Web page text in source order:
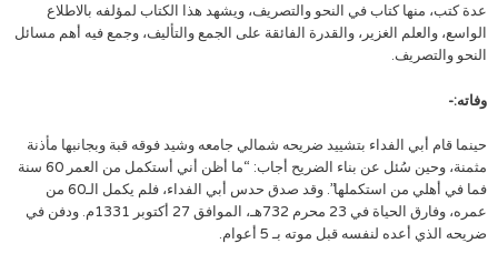
عدة كتب، منها كتاب في النحو والتصريف، ويشهد هذا الكتاب لمؤلفه بالاطلاع
الواسع، والعلم الغزير، والقدرة الفائقة على الجمع والتأليف، وجمع فيه أهم مسائل
النحو والتصريف.
وفاته:-
حينما قام أبي الفداء بتشييد ضريحه شمالي جامعه وشيد فوقه قبة وبجانبها مأذنة
مثمنة، وحين سُئل عن بناء الضريح أجاب: “ما أظن أني أستكمل من العمر 60 سنة
فما في أهلي من استكملها”. وقد صدق حدس أبي الفداء، فلم يكمل الـ60 من
عمره، وفارق الحياة في 23 محرم 732هـ، الموافق 27 أكتوبر 1331م. ودفن في
ضريحه الذي أعده لنفسه قبل موته بـ 5 أعوام.